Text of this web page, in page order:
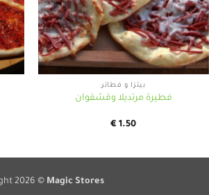
+
بيتزا و فطائر
فطيرة مرتديلا وقشقوان
1.50
€
2026 © Magic Stores